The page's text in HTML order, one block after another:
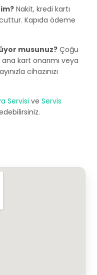
Nakit, kredi kartı
Kapıda ödeme
musunuz? Çoğu
kart onarımı veya
cihazınızı
Servisi ve Servis